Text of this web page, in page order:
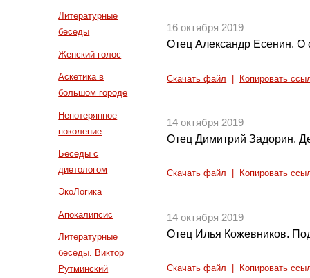
Литературные
беседы
Женский голос
Аскетика в
большом городе
Непотерянное
поколение
Беседы с
диетологом
ЭкоЛогика
Апокалипсис
Литературные
беседы. Виктор
Рутминский
16 октября 2019
Отец Александр Есенин. О
Скачать файл Копировать
14 октября 2019
Отец Димитрий Задорин.
Скачать файл Копировать
14 октября 2019
Отец Илья Кожевников.
Скачать файл Копировать